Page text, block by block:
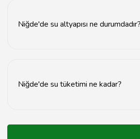
Niğde'de su altyapısı ne durumdadır?
Niğde'de su tüketimi ne kadar?
faaliyetlere bağlı olarak değişiklik